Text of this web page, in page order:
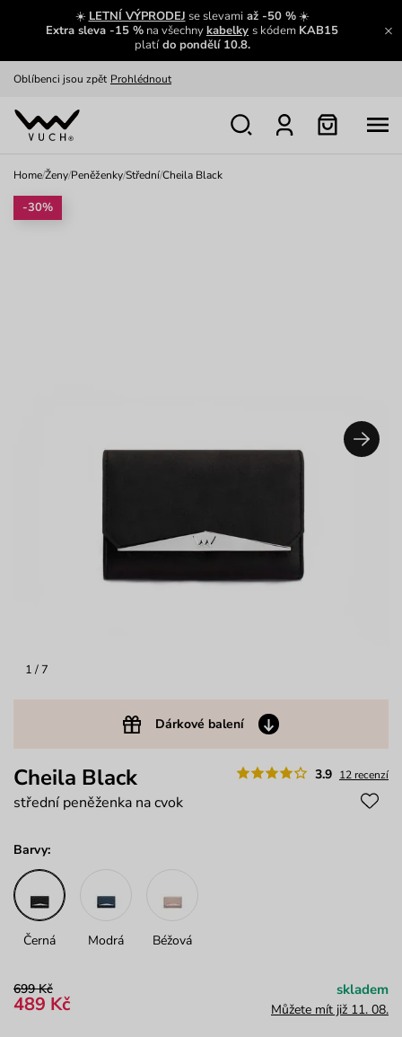
☀️ LETNÍ VÝPRODEJ se slevamiaž -50 %☀️
Extra sleva -15 % na všechnykabelky s kódem KAB15
platído pondělí 10.8.
Zajímavosti ze světa Vuch:
Zobrazit
Oblíbenci jsou zpět Prohlédnout
Nech se inspirovat
Home/Ženy/Peněženky/Střední/Cheila Black
1 / 7
Dárkové balení
-30%
3.9 12 recenzí
Cheila Black
střední peněženka na cvok
Barvy:
Černá Modrá Béžová
699 Kč
489 Kč
skladem
Můžete mít již 11. 08.